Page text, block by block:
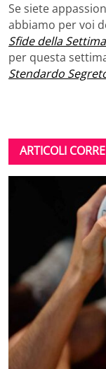
Se siete
abbiamo per voi
Sfide della
per questa
Stendardo
ARTICOLI